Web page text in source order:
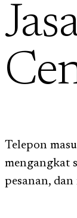
Telepon
mengangkat
pesanan,